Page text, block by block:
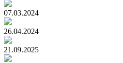
07.03.2024
26.04.2024
21.09.2025